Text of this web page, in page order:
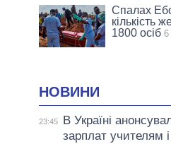
Спалах
кількість
1800 осіб 6
НОВИНИ
23:45
В Україні
зарплат учителям